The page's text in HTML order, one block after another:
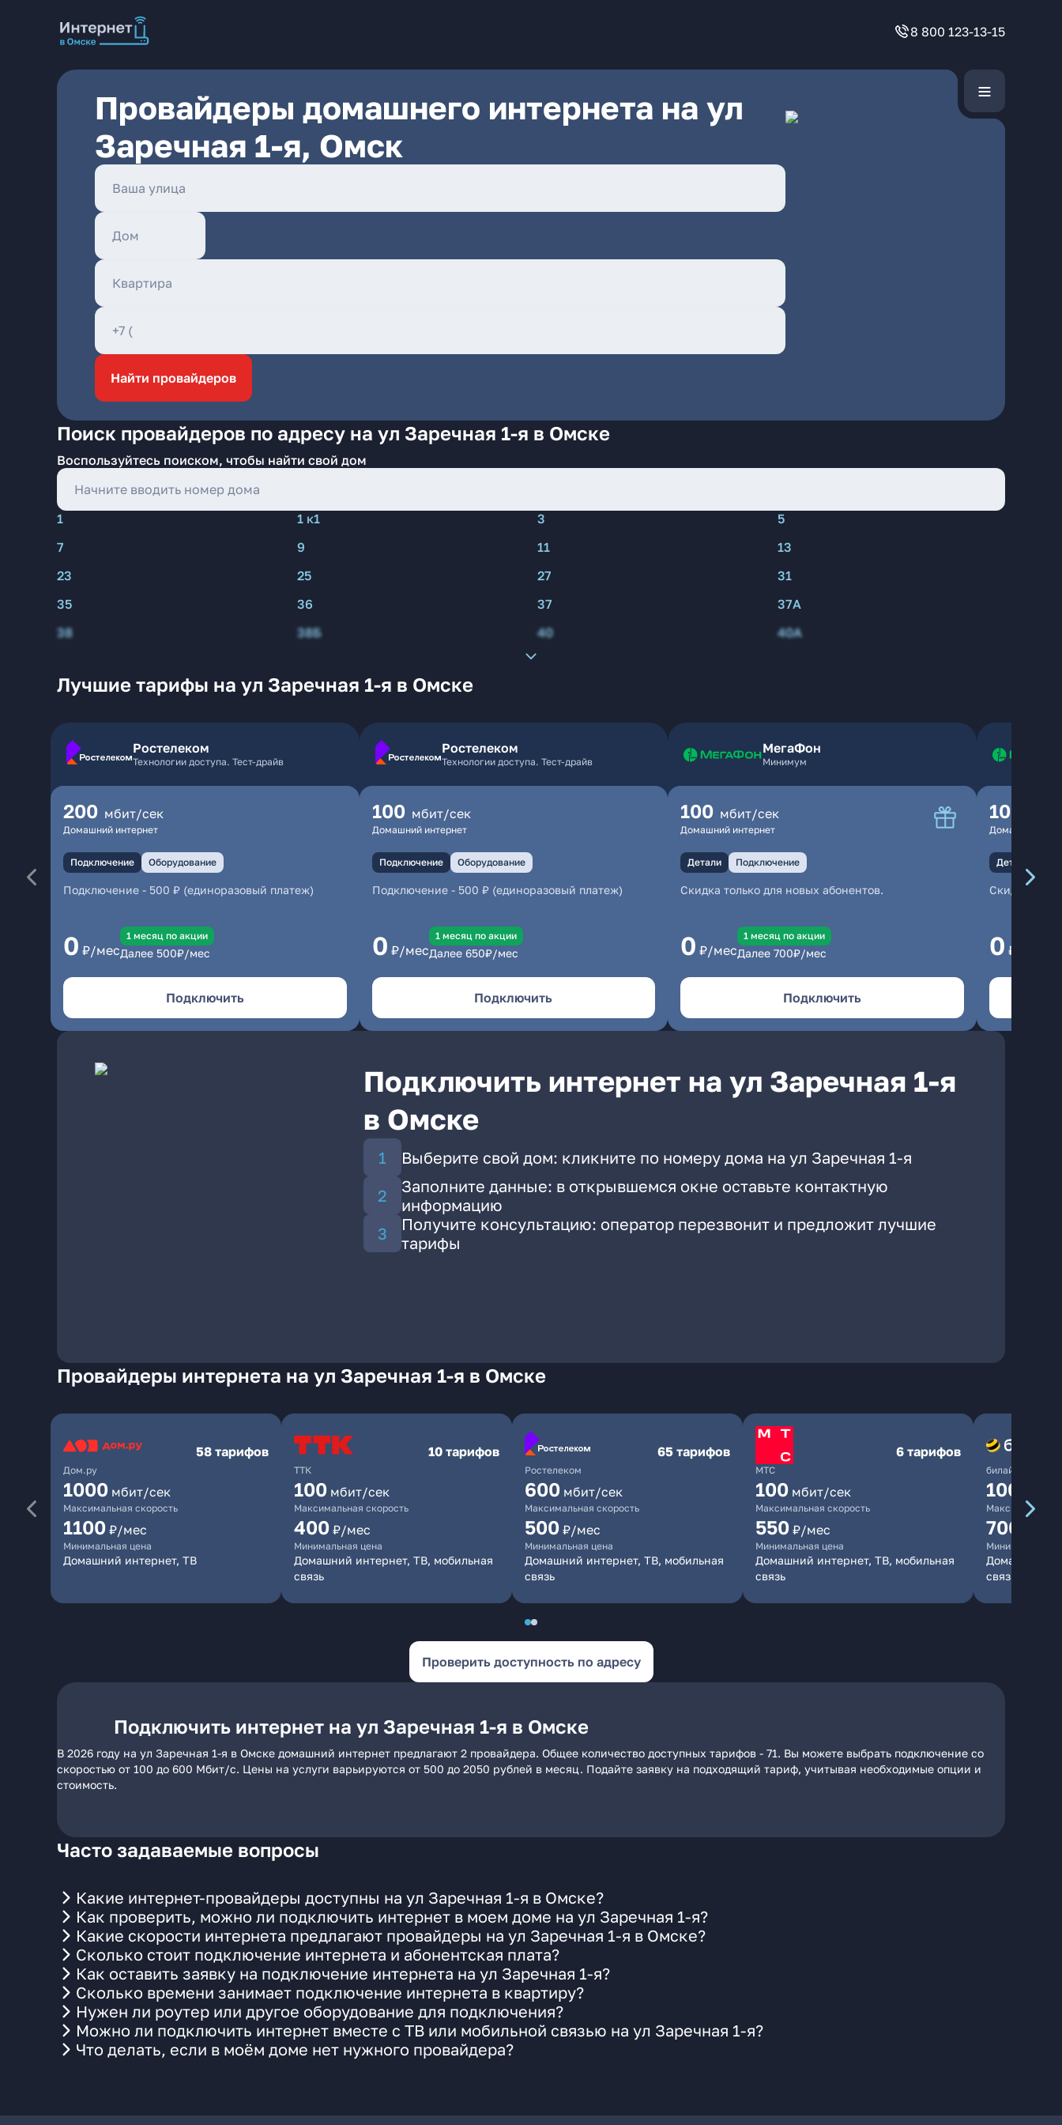
8 800 123-13-15
Провайдеры домашнего интернета на ул
Заречная 1-я, Омск
Найти провайдеров
Поиск провайдеров по адресу на ул Заречная 1-я в Омске
Воспользуйтесь поиском, чтобы найти свой дом
1 1 к1 3
5
7
9 11
13
23
25 27
31
35
36 37
37А
38
38Б 40 40А
Лучшие тарифы на ул Заречная 1-я в Омске
Ростелеком
Технологии доступа. Тест-драйв
200 мбит/сек
Домашний интернет
Подключение Оборудование
Подключение - 500 ₽ (единоразовый платеж)
0 ₽/мес
1 месяц по акции
Далее 500₽/мес
Подключить
Ростелеком
Технологии доступа. Тест-драйв
100 мбит/сек
Домашний интернет
Подключение Оборудование
Подключение- 500 ₽ (единоразовый платеж)
0 ₽/мес
1 месяц по акции
Далее 650₽/мес
Подключить
МегаФон
Минимум
100 мбит/сек
Домашний интернет
Детали Подключение
Скидка только для новых абонентов.
0 ₽/мес
1 месяц по акции
Далее 700₽/мес
Подключить
100
Домашний
Детали
Скидка
0 ₽/мес
Подключить интернет на ул Заречная 1-я
в Омске
Выберите свой дом: кликните по номеру дома на ул Заречная 1-я
Заполните данные: в открывшемся окне оставьте контактную
информацию
Получите консультацию: оператор перезвонит и предложит лучшие
тарифы
Провайдеры интернета на ул Заречная 1-я в Омске
Дом.ру
58 тарифов
1000 мбит/сек
Максимальная скорость
1100 ₽/мес
Минимальная цена
Домашний интернет, ТВ
ТТК
10 тарифов
100 мбит/сек
Максимальная скорость
400 ₽/мес
Минимальная цена
Домашний интернет, ТВ, мобильная
связь
Ростелеком
65 тарифов
600 мбит/сек
Максимальная скорость
500 ₽/мес
Минимальная цена
Домашний интернет, ТВ, мобильная
связь
МТС
6 тарифов
100 мбит/сек
Максимальная скорость
550 ₽/мес
Минимальная цена
Домашний интернет, ТВ, мобильная
связь
билайн
1000
Максимальная
700
Минимальная
Домашний
связь
Проверить доступность по адресу
Подключить интернет на ул Заречная 1-я в Омске
В 2026 году на ул Заречная 1-я в Омске домашний интернет предлагают 2 провайдера. Общее количество доступных тарифов - 71. Вы можете выбрать подключение со
скоростью от 100 до 600 Мбит/с. Цены на услуги варьируются от 500 до 2050 рублей в месяц. Подайте заявку на подходящий тариф, учитывая необходимые опции и
стоимость.
Часто задаваемые вопросы
Какие интернет-провайдеры доступны на ул Заречная 1-я в Омске?
Как проверить, можно ли подключить интернет в моем доме на ул Заречная 1-я?
Какие скорости интернета предлагают провайдеры на ул Заречная 1-я в Омске?
Сколько стоит подключение интернета и абонентская плата?
Как оставить заявку на подключение интернета на ул Заречная 1-я?
Сколько времени занимает подключение интернета в квартиру?
Нужен ли роутер или другое оборудование для подключения?
Можно ли подключить интернет вместе с ТВ или мобильной связью на ул Заречная 1-я?
Что делать, если в моём доме нет нужного провайдера?